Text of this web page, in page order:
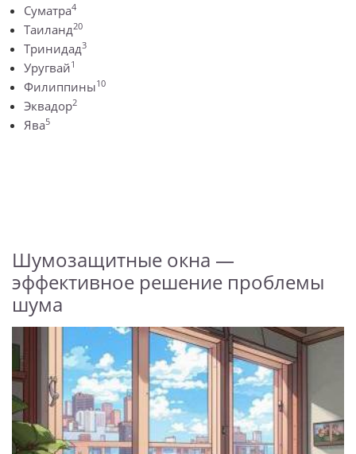
Суматра4
Таиланд20
Тринидад3
Уругвай1
Филиппины10
Эквадор2
Ява5
Шумозащитные окна —
эффективное решение проблемы
шума